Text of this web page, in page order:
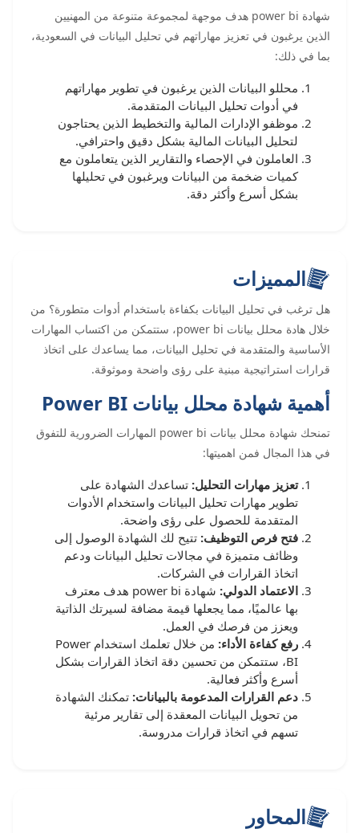
شهادة power bi هدف موجهة لمجموعة متنوعة من المهنيين
الذين يرغبون في تعزيز مهاراتهم في تحليل البيانات في السعودية،
بما في ذلك:
محللو البيانات الذين يرغبون في تطوير مهاراتهم
في أدوات تحليل البيانات المتقدمة.
موظفو الإدارات المالية والتخطيط الذين يحتاجون
لتحليل البيانات المالية بشكل دقيق واحترافي.
العاملون في الإحصاء والتقارير الذين يتعاملون مع
كميات ضخمة من البيانات ويرغبون في تحليلها
بشكل أسرع وأكثر دقة.
المميزات
هل ترغب في تحليل البيانات بكفاءة باستخدام أدوات متطورة؟ من
خلال هادة محلل بيانات power bi، ستتمكن من اكتساب المهارات
الأساسية والمتقدمة في تحليل البيانات، مما يساعدك على اتخاذ
قرارات استراتيجية مبنية على رؤى واضحة وموثوقة.
أهمية شهادة محلل بيانات Power BI
تمنحك شهادة محلل بيانات power bi المهارات الضرورية للتفوق
في هذا المجال فمن اهميتها:
تعزيز مهارات التحليل: تساعدك الشهادة على
تطوير مهارات تحليل البيانات واستخدام الأدوات
المتقدمة للحصول على رؤى واضحة.
فتح فرص التوظيف: تتيح لك الشهادة الوصول إلى
وظائف متميزة في مجالات تحليل البيانات ودعم
اتخاذ القرارات في الشركات.
الاعتماد الدولي:
شهادة power bi هدف معترف
بها عالميًا، مما يجعلها قيمة مضافة لسيرتك الذاتية
ويعزز من فرصك في العمل.
رفع كفاءة الأداء:
من خلال تعلمك استخدام Power
BI، ستتمكن من تحسين دقة اتخاذ القرارات بشكل
أسرع وأكثر فعالية.
دعم القرارات المدعومة بالبيانات: تمكنك الشهادة
من تحويل البيانات المعقدة إلى تقارير مرئية
تسهم في اتخاذ قرارات مدروسة.
المحاور